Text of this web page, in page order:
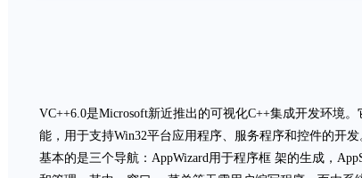
VC++6.0是Microsoft新近推出的可视化C++集成开发环境
能，用于支持Win32平台应用程序、服务程序和控件的开
基本的是三个导航：AppWizard用于程序框 架的生成，